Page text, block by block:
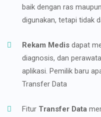
baik dengan ras
digunakan, tetapi tidak
Rekam Medis dapat
diagnosis, dan
aplikasi. Pemilik baru
Transfer Data
Fitur Transfer Data